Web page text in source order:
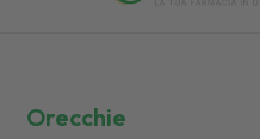
Orecchie